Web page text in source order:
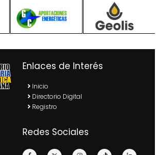
Enlaces de Interés
Inicio
Directorio Digital
Registro
Redes Sociales